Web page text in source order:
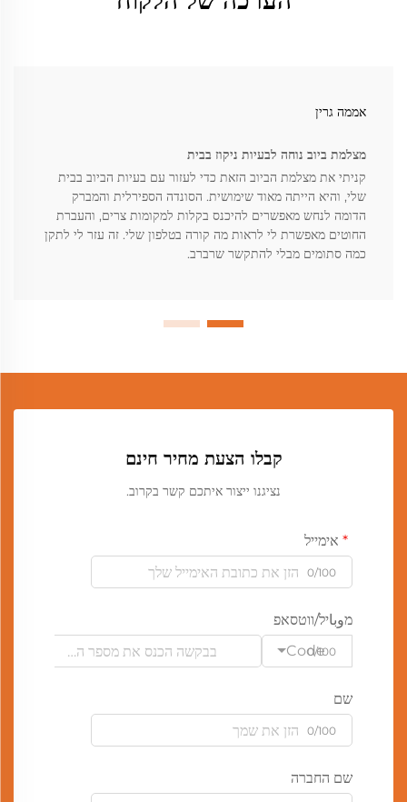
אממה גרין
מצלמת ביוב נוחה לבעיות ניקוז בבית
קניתי את מצלמת הביוב הזאת כדי לעזור עם בעיות הביוב בבית
שלי, והיא הייתה מאוד שימושית. הסונדה הספירלית והמברק
הדומה לנחש מאפשרים להיכנס בקלות למקומות צרים, והעברת
החוטים מאפשרת לי לראות מה קורה בטלפון שלי. זה עזר לי לתקן
כמה סתומים מבלי להתקשר שרברב.
קבלו הצעת מחיר חינם
נציגנו ייצור איתכם קשר בקרוב.
אימייל
0/100
מوباיל/ווטסאפ
Code
0/100
שם
0/100
שם החברה